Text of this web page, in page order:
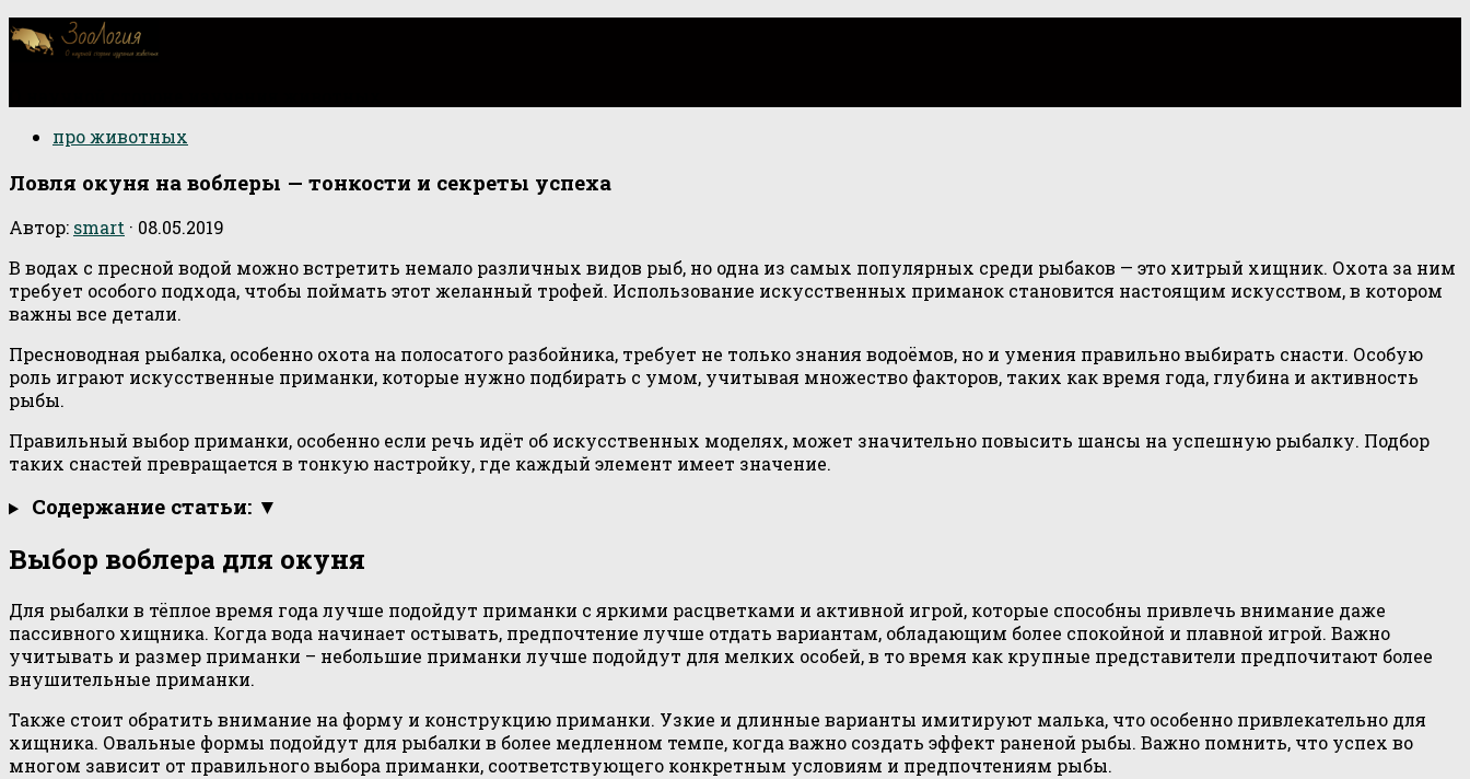
про животных
Ловля окуня на воблеры — тонкости и секреты успеха
Автор: smart · 08.05.2019
В водах с пресной водой можно встретить немало различных видов рыб, но одна из самых популярных среди рыбаков — это хитрый хищник. Охота за ним
требует особого подхода, чтобы поймать этот желанный трофей. Использование искусственных приманок становится настоящим искусством, в котором
важны все детали.
Пресноводная рыбалка, особенно охота на полосатого разбойника, требует не только знания водоёмов, но и умения правильно выбирать снасти. Особую
роль играют искусственные приманки, которые нужно подбирать с умом, учитывая множество факторов, таких как время года, глубина и активность
рыбы.
Правильный выбор приманки, особенно если речь идёт об искусственных моделях, может значительно повысить шансы на успешную рыбалку. Подбор
таких снастей превращается в тонкую настройку, где каждый элемент имеет значение.
Содержание статьи: ▼
Выбор воблера для окуня
Для рыбалки в тёплое время года лучше подойдут приманки с яркими расцветками и активной игрой, которые способны привлечь внимание даже
пассивного хищника. Когда вода начинает остывать, предпочтение лучше отдать вариантам, обладающим более спокойной и плавной игрой. Важно
учитывать и размер приманки – небольшие приманки лучше подойдут для мелких особей, в то время как крупные представители предпочитают более
внушительные приманки.
Также стоит обратить внимание на форму и конструкцию приманки. Узкие и длинные варианты имитируют малька, что особенно привлекательно для
хищника. Овальные формы подойдут для рыбалки в более медленном темпе, когда важно создать эффект раненой рыбы. Важно помнить, что успех во
многом зависит от правильного выбора приманки, соответствующего конкретным условиям и предпочтениям рыбы.